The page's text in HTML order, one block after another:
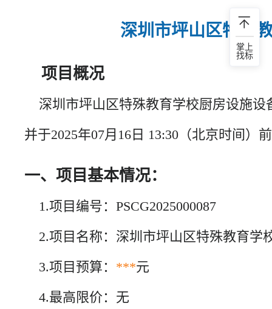
深圳市坪山区特殊
项目概况
深圳市坪山区特殊教育学校厨房设施设
并于2025年07月16日 13:30（北京时间）
一、项目基本情况：
1.项目编号：PSCG2025000087
2.项目名称：深圳市坪山区特殊教育学
3.项目预算： ***元
4.最高限价：无
掌上
找标